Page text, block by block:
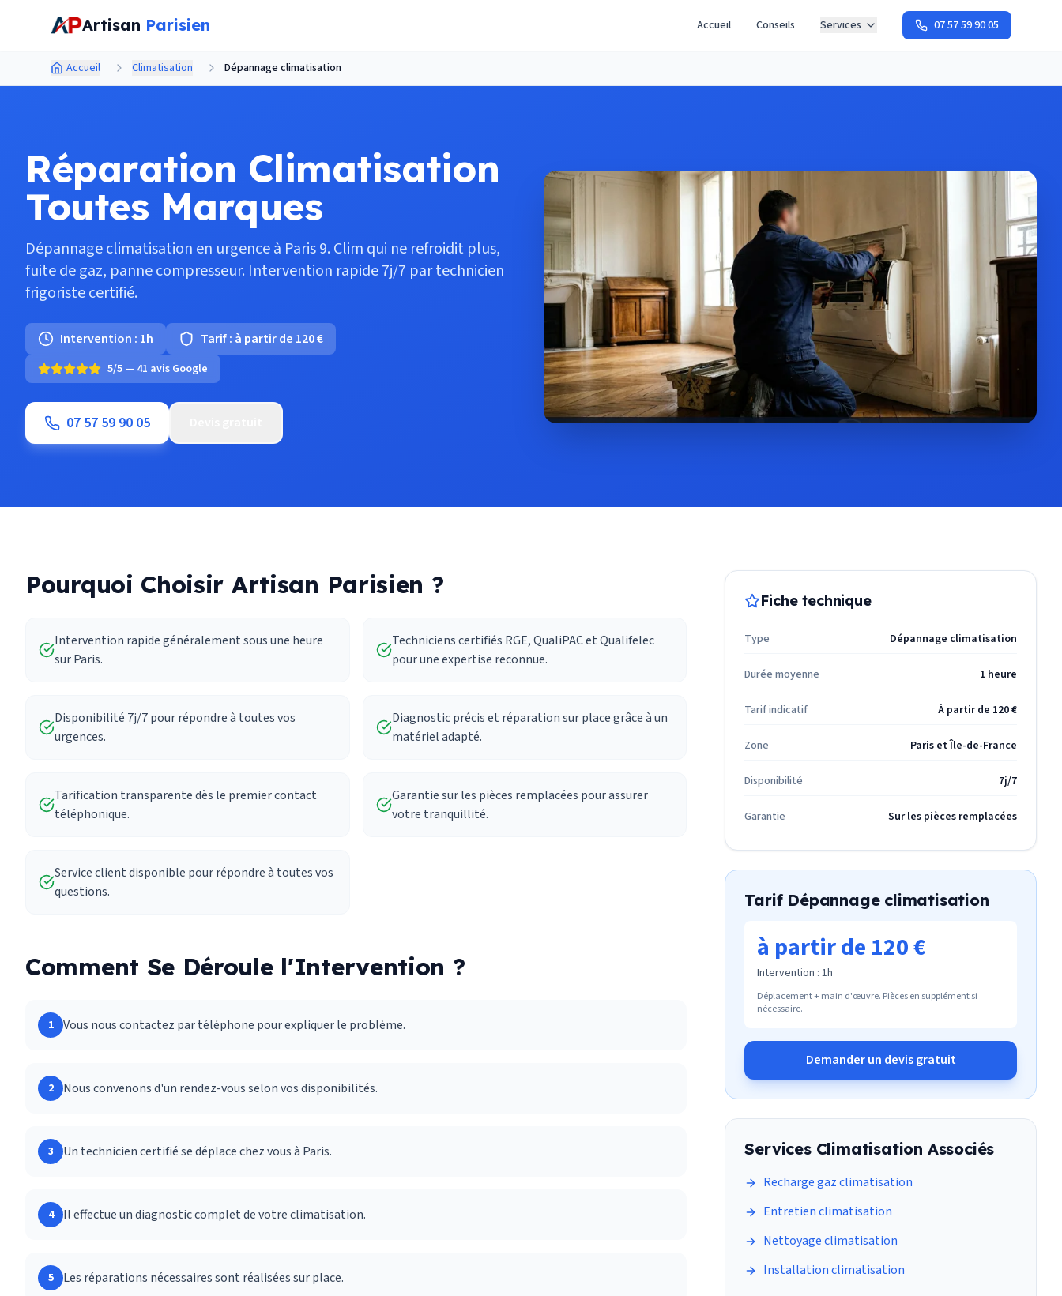
Aller au contenu principal
Artisan Parisien Accueil Conseils Services 07 57 59 90 05
Accueil Climatisation Dépannage climatisation
Réparation Climatisation
Toutes Marques
Dépannage climatisation en urgence à Paris 9. Clim qui ne refroidit plus,
fuite de gaz, panne compresseur. Intervention rapide 7j/7 par technicien
frigoriste certifié.
Intervention : 1h Tarif : à partir de 120 €
5/5 — 41 avis Google
07 57 59 90 05
Pourquoi Choisir Artisan Parisien ?
Intervention rapide généralement sous une heure
sur Paris.
Techniciens certifiés RGE, QualiPAC et Qualifelec
pour une expertise reconnue.
Disponibilité 7j/7 pour répondre à toutes vos
urgences.
Diagnostic précis et réparation sur place grâce à un
matériel adapté.
Tarification transparente dès le premier contact
téléphonique.
Garantie sur les pièces remplacées pour assurer
votre tranquillité.
Service client disponible pour répondre à toutes vos
questions.
Comment Se Déroule l'Intervention ?
1 Vous nous contactez par téléphone pour expliquer le problème.
2 Nous convenons d'un rendez-vous selon vos disponibilités.
3 Un technicien certifié se déplace chez vous à Paris.
4 Il effectue un diagnostic complet de votre climatisation.
5 Les réparations nécessaires sont réalisées sur place.
Fiche technique
Type Dépannage climatisation
Durée moyenne 1 heure
Tarif indicatif À partir de 120 €
Zone Paris et Île-de-France
Disponibilité 7j/7
Garantie Sur les pièces remplacées
Tarif Dépannage climatisation
à partir de 120 €
Intervention :1h
Déplacement + main d'œuvre. Pièces en supplément si
nécessaire.
Demander un devis gratuit
Services Climatisation Associés
Recharge gaz climatisation
Entretien climatisation
Nettoyage climatisation
Installation climatisation